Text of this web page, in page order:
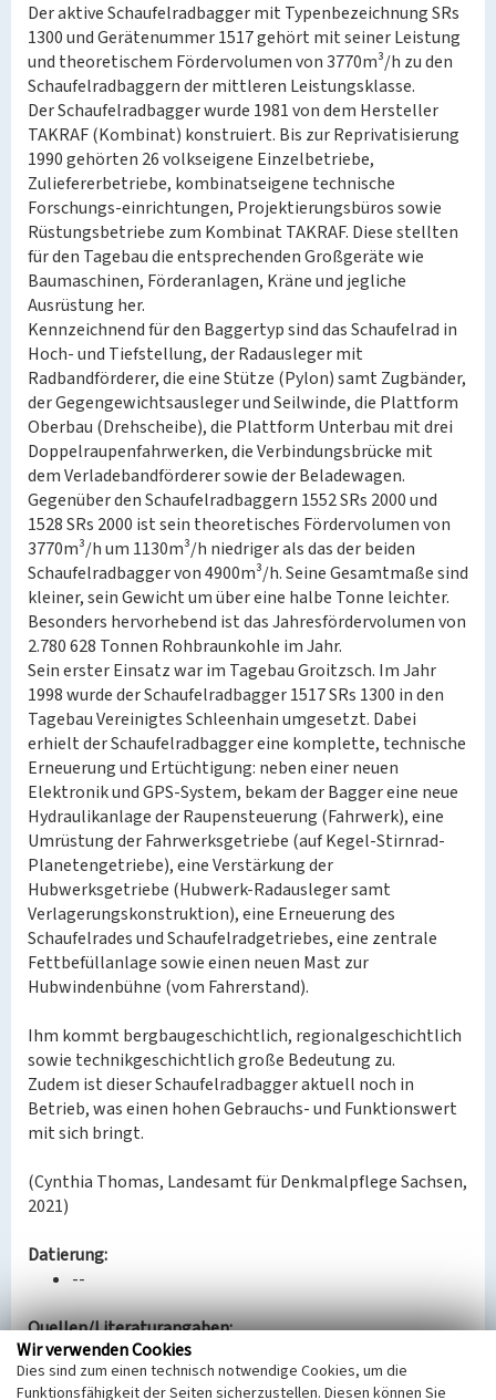
Der aktive Schaufelradbagger mit Typenbezeichnung SRs
1300 und Gerätenummer 1517 gehört mit seiner Leistung
und theoretischem Fördervolumen von 3770m³/h zu den
Schaufelradbaggern der mittleren Leistungsklasse.
Der Schaufelradbagger wurde 1981 von dem Hersteller
TAKRAF (Kombinat) konstruiert. Bis zur Reprivatisierung
1990 gehörten 26 volkseigene Einzelbetriebe,
Zuliefererbetriebe, kombinatseigene technische
Forschungs-einrichtungen, Projektierungsbüros sowie
Rüstungsbetriebe zum Kombinat TAKRAF. Diese stellten
für den Tagebau die entsprechenden Großgeräte wie
Baumaschinen, Förderanlagen, Kräne und jegliche
Ausrüstung her.
Kennzeichnend für den Baggertyp sind das Schaufelrad in
Hoch- und Tiefstellung, der Radausleger mit
Radbandförderer, die eine Stütze (Pylon) samt Zugbänder,
der Gegengewichtsausleger und Seilwinde, die Plattform
Oberbau (Drehscheibe), die Plattform Unterbau mit drei
Doppelraupenfahrwerken, die Verbindungsbrücke mit
dem Verladebandförderer sowie der Beladewagen.
Gegenüber den Schaufelradbaggern 1552 SRs 2000 und
1528 SRs 2000 ist sein theoretisches Fördervolumen von
3770m³/h um 1130m³/h niedriger als das der beiden
Schaufelradbagger von 4900m³/h. Seine Gesamtmaße sind
kleiner, sein Gewicht um über eine halbe Tonne leichter.
Besonders hervorhebend ist das Jahresfördervolumen von
2.780 628 Tonnen Rohbraunkohle im Jahr.
Sein erster Einsatz war im Tagebau Groitzsch. Im Jahr
1998 wurde der Schaufelradbagger 1517 SRs 1300 in den
Tagebau Vereinigtes Schleenhain umgesetzt. Dabei
erhielt der Schaufelradbagger eine komplette, technische
Erneuerung und Ertüchtigung: neben einer neuen
Elektronik und GPS-System, bekam der Bagger eine neue
Hydraulikanlage der Raupensteuerung (Fahrwerk), eine
Umrüstung der Fahrwerksgetriebe (auf Kegel-Stirnrad-
Planetengetriebe), eine Verstärkung der
Hubwerksgetriebe (Hubwerk-Radausleger samt
Verlagerungskonstruktion), eine Erneuerung des
Schaufelrades und Schaufelradgetriebes, eine zentrale
Fettbefüllanlage sowie einen neuen Mast zur
Hubwindenbühne (vom Fahrerstand).
Ihm kommt bergbaugeschichtlich, regionalgeschichtlich
sowie technikgeschichtlich große Bedeutung zu.
Zudem ist dieser Schaufelradbagger aktuell noch in
Betrieb, was einen hohen Gebrauchs- und Funktionswert
mit sich bringt.
(Cynthia Thomas, Landesamt für Denkmalpflege Sachsen,
2021)
Datierung:
--
Quellen/Literaturangaben:
MIBRAG (Hg.): Datenblätter zu den
Tagebaumaschinen. In: MIBRAG Tagebau
Wir verwenden Cookies
Dies sind zum einen technisch notwendige Cookies, um die
Funktionsfähigkeit der Seiten sicherzustellen. Diesen können Sie